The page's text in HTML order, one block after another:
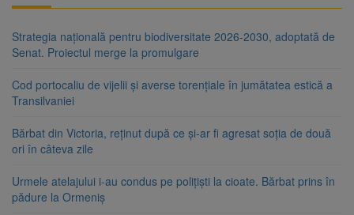
Strategia națională pentru biodiversitate 2026-2030, adoptată de
Senat. Proiectul merge la promulgare
Cod portocaliu de vijelii și averse torențiale în jumătatea estică a
Transilvaniei
Bărbat din Victoria, reținut după ce și-ar fi agresat soția de două
ori în câteva zile
Urmele atelajului i-au condus pe polițiști la cioate. Bărbat prins în
pădure la Ormeniș